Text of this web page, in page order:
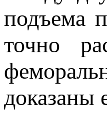
подъема
точно
доказаны